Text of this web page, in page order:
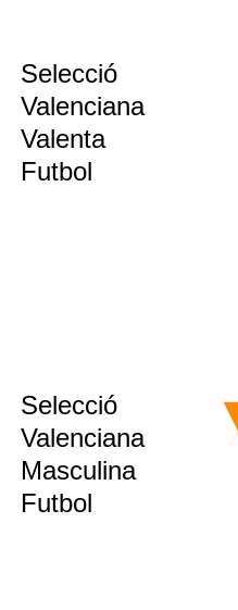
Selecció
Valenciana
Valenta
Futbol
Selecció
Valenciana
Masculina
Futbol
CUP